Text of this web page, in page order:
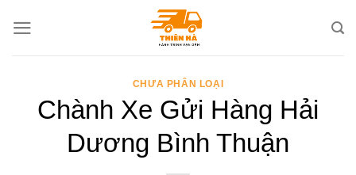
CHƯA PHÂN LOẠI
Chành Xe Gửi Hàng Hải
Dương Bình Thuận